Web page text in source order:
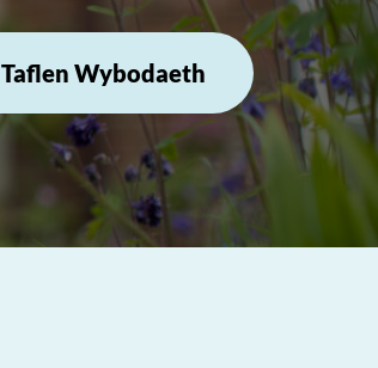
Taflen Wybodaeth